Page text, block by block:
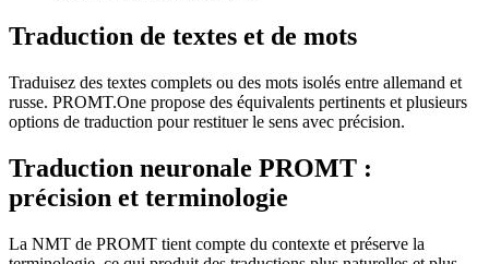
Traduction de textes et de mots
Traduisez des textes complets ou des mots isolés entre allemand et
russe. PROMT.One propose des équivalents pertinents et plusieurs
options de traduction pour restituer le sens avec précision.
Traduction neuronale PROMT :
précision et terminologie
La NMT de PROMT tient compte du contexte et préserve la